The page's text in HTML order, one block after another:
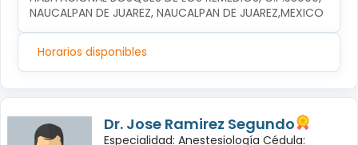
NAUCALPAN DE JUAREZ, NAUCALPAN DE JUAREZ,MEXICO
Horarios disponibles
Dr. Jose Ramirez Segundo
Especialidad: Anestesiología Cédula: